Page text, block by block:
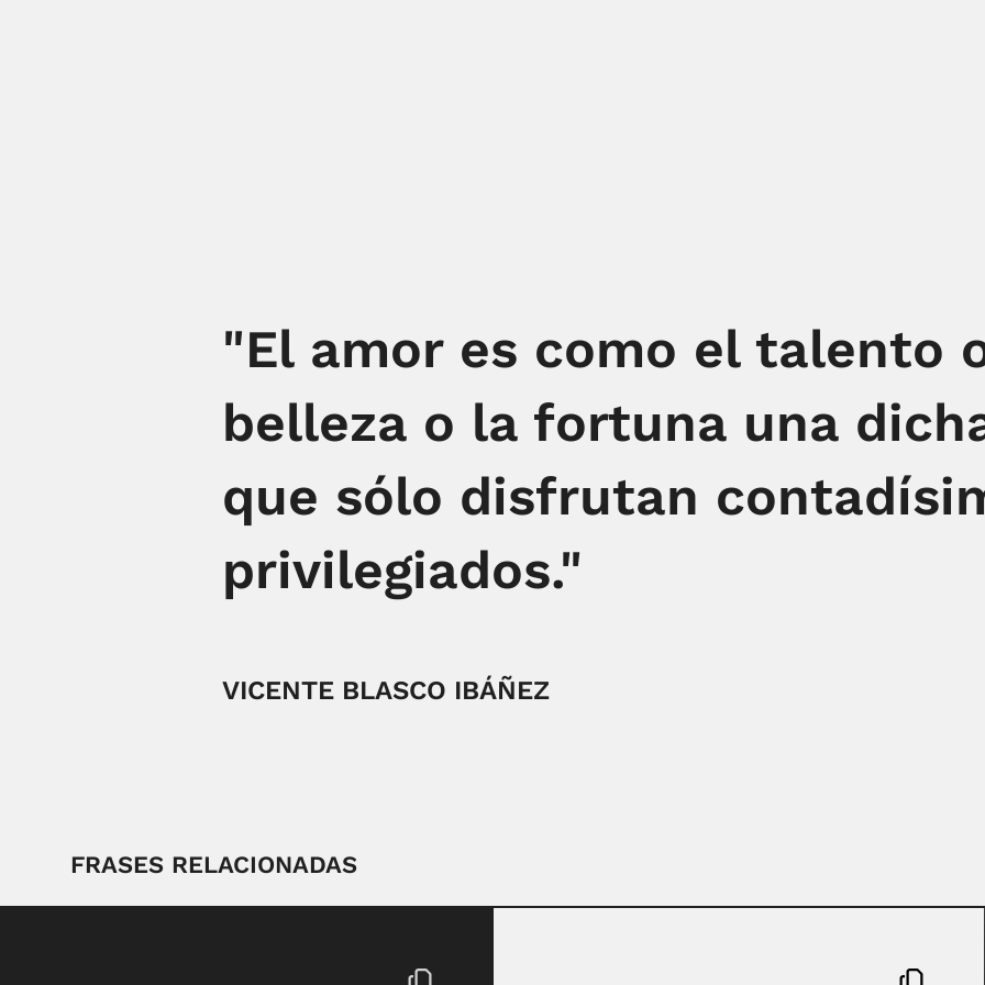
"El amor es como el talento
belleza o la fortuna una
que sólo disfrutan
privilegiados."
VICENTE BLASCO IBÁÑEZ
FRASES RELACIONADAS